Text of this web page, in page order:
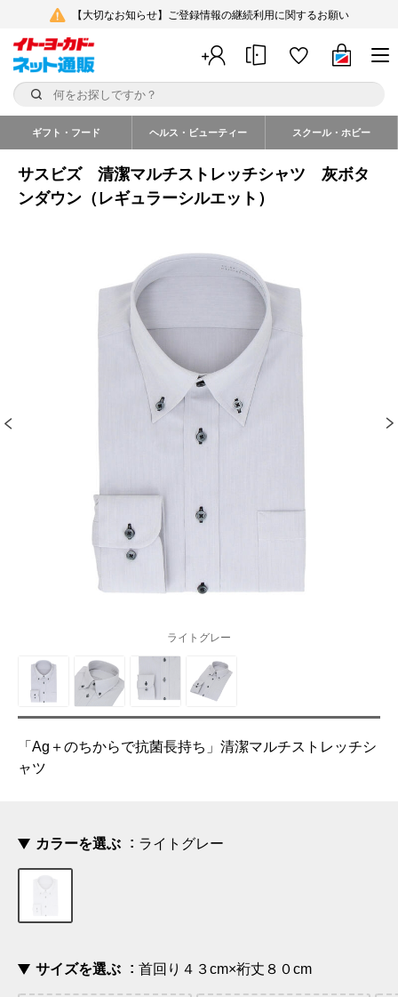
【大切なお知らせ】ご登録情報の継続利用に関するお願い
ギフト・フード ヘルス・ビューティー スクール・ホビー
サスビズ 清潔マルチストレッチシャツ 灰ボタ
ンダウン（レギュラーシルエット）
ライトグレー
「Ag＋のちからで抗菌長持ち」清潔マルチストレッチシ
ャツ
カラーを選ぶ ライトグレー
サイズを選ぶ 首回り４３cm×裄丈８０cm